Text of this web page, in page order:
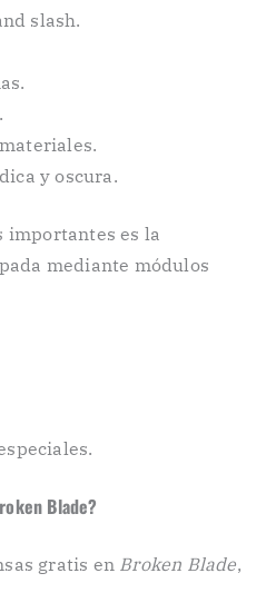
slash.
y oscura.
importantes es la
mediante módulos
Blade?
gratis en Broken Blade,